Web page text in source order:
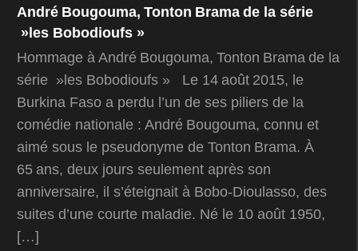
André Bougouma, Tonton Brama de la série
»les Bobodioufs »
Hommage à André Bougouma, Tonton Brama de la
série »les Bobodioufs » Le 14 août 2015, le
Burkina Faso a perdu l’un de ses piliers de la
comédie nationale : André Bougouma, connu et
aimé sous le pseudonyme de Tonton Brama. À
65 ans, deux jours seulement après son
anniversaire, il s’éteignait à Bobo‑Dioulasso, des
suites d’une courte maladie. Né le 10 août 1950,
[…]